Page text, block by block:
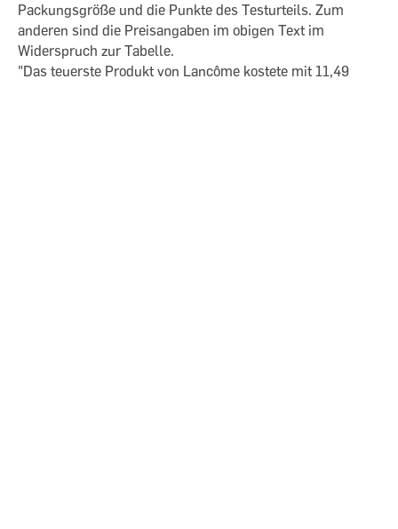
Packungsgröße und die Punkte des Testurteils. Zum
anderen sind die Preisangaben im obigen Text im
Widerspruch zur Tabelle.
"Das teuerste Produkt von Lancôme kostete mit 11,49